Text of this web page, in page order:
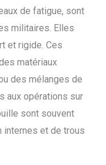
de fatigue, sont
militaires. Elles
et rigide. Ces
matériaux
des mélanges de
aux opérations sur
sont souvent
internes et de trous